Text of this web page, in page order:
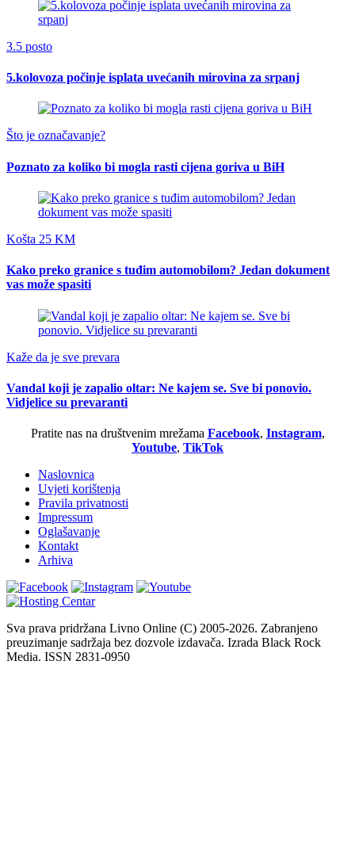
3.5 posto
5.kolovoza počinje isplata uvećanih mirovina za srpanj
Što je označavanje?
Poznato za koliko bi mogla rasti cijena goriva u BiH
Košta 25 KM
Kako preko granice s tuđim automobilom? Jedan dokument
vas može spasiti
Kaže da je sve prevara
Vandal koji je zapalio oltar: Ne kajem se. Sve bi ponovio.
Vidjelice su prevaranti
Pratite nas na društvenim mrežama Facebook, Instagram,
Youtube, TikTok
Naslovnica
Uvjeti korištenja
Pravila privatnosti
Impressum
Oglašavanje
Kontakt
Arhiva
Sva prava pridržana Livno Online (C) 2005-2026. Zabranjeno
preuzimanje sadržaja bez dozvole izdavača. Izrada Black Rock
Media. ISSN 2831-0950